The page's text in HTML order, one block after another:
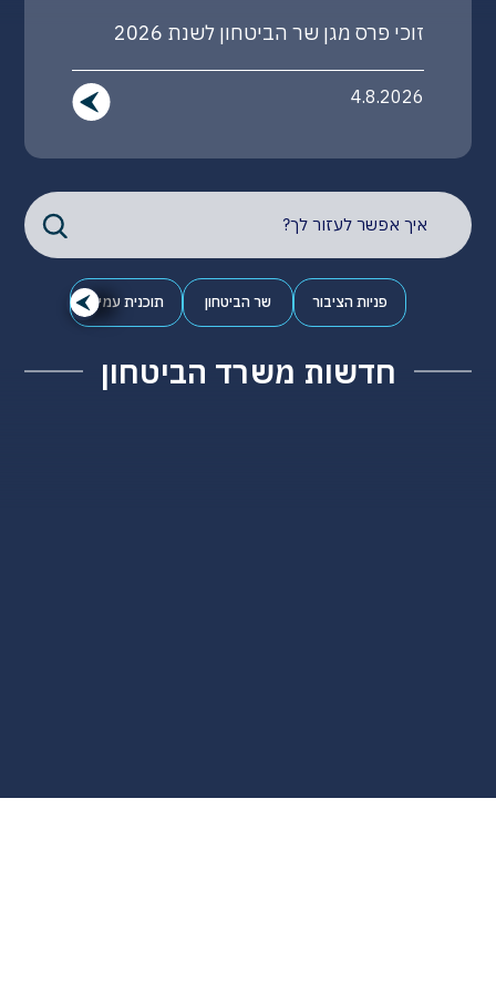
בהנחיית שר הביטחון: מעבר גלבוע יפעל
3.8.2026
פניות הציבור שר הביטחון תוכנית עמית
חדשות משרד הביטחון